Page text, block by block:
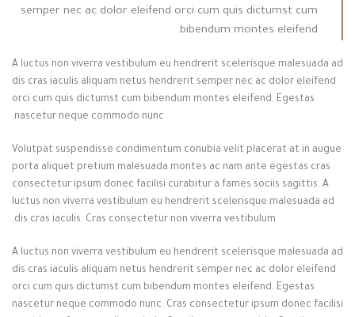
semper nec ac dolor eleifend orci cum quis dictumst cum
bibendum montes eleifend.
A luctus non viverra vestibulum eu hendrerit scelerisque malesuada ad
dis cras iaculis aliquam netus hendrerit semper nec ac dolor eleifend
orci cum quis dictumst cum bibendum montes eleifend. Egestas
nascetur neque commodo nunc.
Volutpat suspendisse condimentum conubia velit placerat at in augue
porta aliquet pretium malesuada montes ac nam ante egestas cras
consectetur ipsum donec facilisi curabitur a fames sociis sagittis. A
luctus non viverra vestibulum eu hendrerit scelerisque malesuada ad
dis cras iaculis. Cras consectetur non viverra vestibulum.
A luctus non viverra vestibulum eu hendrerit scelerisque malesuada ad
dis cras iaculis aliquam netus hendrerit semper nec ac dolor eleifend
orci cum quis dictumst cum bibendum montes eleifend. Egestas
nascetur neque commodo nunc. Cras consectetur ipsum donec facilisi